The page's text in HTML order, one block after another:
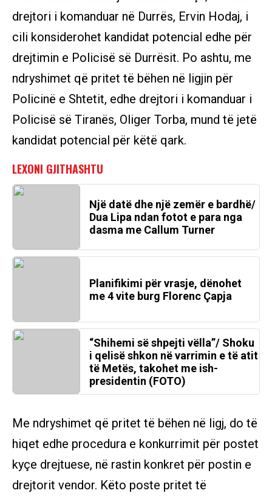
drejtori i komanduar në Durrës, Ervin Hodaj, i
cili konsiderohet kandidat potencial edhe për
drejtimin e Policisë së Durrësit. Po ashtu, me
ndryshimet që pritet të bëhen në ligjin për
Policinë e Shtetit, edhe drejtori i komanduar i
Policisë së Tiranës, Oliger Torba, mund të jetë
kandidat potencial për këtë qark.
Një datë dhe një zemër e bardhë/
Dua Lipa ndan fotot e para nga
dasma me Callum Turner
Planifikimi për vrasje, dënohet
me 4 vite burg Florenc Çapja
“Shihemi së shpejti vëlla”/ Shoku
i qelisë shkon në varrimin e të atit
të Metës, takohet me ish-
presidentin (FOTO)
Me ndryshimet që pritet të bëhen në ligj, do të
hiqet edhe procedura e konkurrimit për postet
kyçe drejtuese, në rastin konkret për postin e
drejtorit vendor. Këto poste pritet të